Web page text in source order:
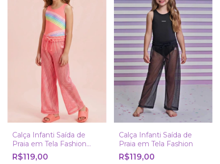
Calça Infanti Saída de
Praia em Tela Fashion
Rosa
R$119,00
Calça Infanti Saída de
Praia em Tela Fashion
R$119,00